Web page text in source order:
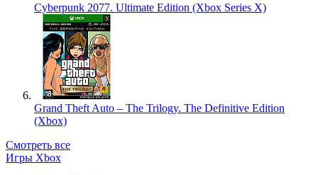
Cyberpunk 2077. Ultimate Edition (Xbox Series X)
Grand Theft Auto – The Trilogy. The Definitive Edition
(Xbox)
Смотреть все
Игры Xbox